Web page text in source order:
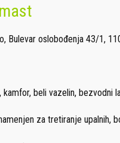
Bulevar oslobođenja 43/1,
beli vazelin, bezvodni
za tretiranje upalnih,